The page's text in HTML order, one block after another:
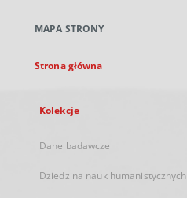
karcie
MAPA STRONY
Strona główna
Kolekcje
Dane badawcze
Dziedzina nauk humanistycznych